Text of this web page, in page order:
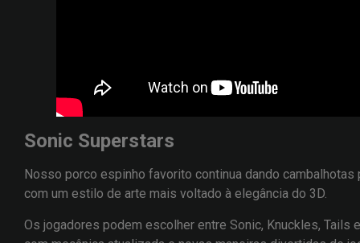
Sonic Superstars
Nosso porco espinho favorito continua dando
com um estilo de arte mais voltado à elegância do 3D.
Os jogadores podem escolher entre Sonic, Knuckles,